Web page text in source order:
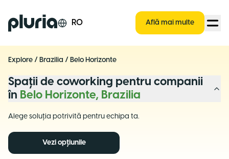
Logo Pluria RO Află mai multe
Explore / Brazilia / Belo Horizonte
Spații de coworking pentru companii
în Belo Horizonte, Brazilia
Alege soluția potrivită pentru echipa ta.
Vezi opțiunile